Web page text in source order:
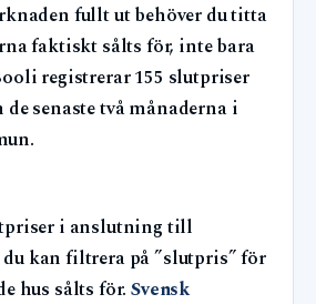
fullt ut behöver du titta
faktiskt sålts för, inte bara
registrerar 155 slutpriser
senaste två månaderna i
i anslutning till
kan filtrera på ”slutpris” för
hus sålts för.Svensk